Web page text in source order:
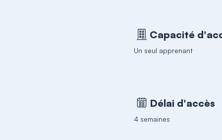
Capacité
Un seul apprenant
Délai d'accès
4 semaines